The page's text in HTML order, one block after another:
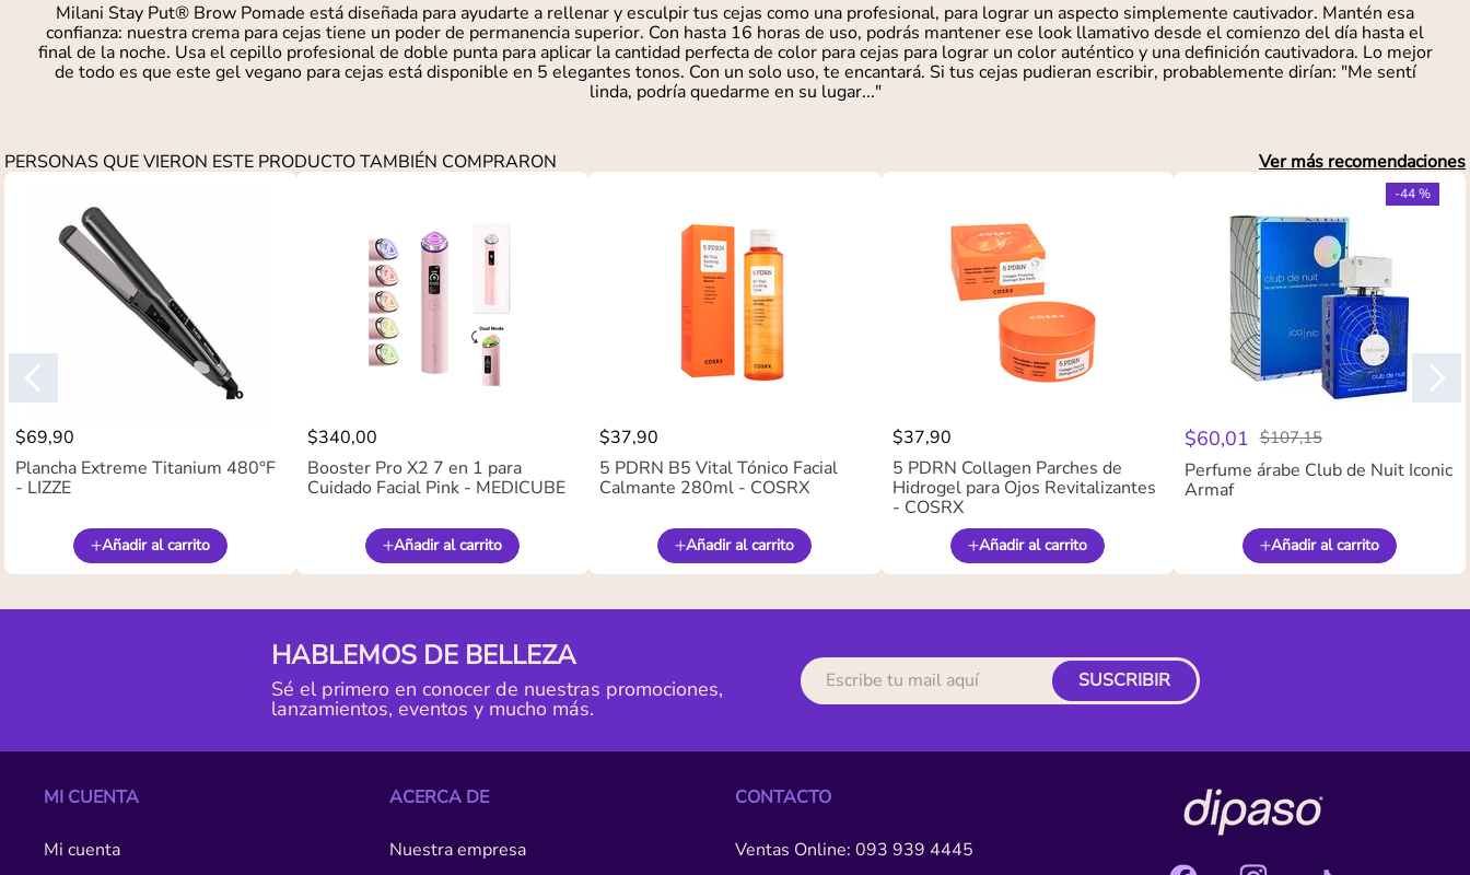
Milani Stay Put® Brow Pomade está diseñada para ayudarte a rellenar y esculpir tus cejas como una profesional, para lograr un aspecto simplemente cautivador. Mantén esa
confianza: nuestra crema para cejas tiene un poder de permanencia superior. Con hasta 16 horas de uso, podrás mantener ese look llamativo desde el comienzo del día hasta el
final de la noche. Usa el cepillo profesional de doble punta para aplicar la cantidad perfecta de color para cejas para lograr un color auténtico y una definición cautivadora. Lo mejor
de todo es que este gel vegano para cejas está disponible en 5 elegantes tonos. Con un solo uso, te encantará. Si tus cejas pudieran escribir, probablemente dirían: "Me sentí
linda, podría quedarme en su lugar..."
PERSONAS QUE VIERON ESTE PRODUCTO TAMBIÉN COMPRARON Ver más recomendaciones
$69,90
Plancha Extreme Titanium 480°F
- LIZZE
Añadir al carrito
$340,00
Booster Pro X2 7 en 1 para
Cuidado Facial Pink - MEDICUBE
Añadir al carrito
$37,90
5 PDRN B5 Vital Tónico Facial
Calmante 280ml - COSRX
Añadir al carrito
$37,90
5 PDRN Collagen Parches de
Hidrogel para Ojos Revitalizantes
- COSRX
Añadir al carrito
-44 %
$60,01 $107,15
Perfume árabe Club de Nuit Iconic
Armaf
Añadir al carrito
HABLEMOS DE BELLEZA
Sé el primero en conocer de nuestras promociones,
lanzamientos, eventos y mucho más.
SUSCRIBIR
MI CUENTA
Mi cuenta
ACERCA DE
Nuestra empresa
CONTACTO
Ventas Online: 093 939 4445